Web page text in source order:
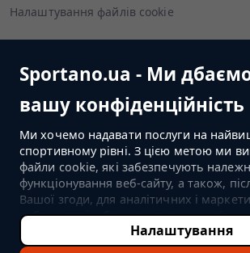
Sportano.ua - Ми
вашу конфіденційність
Ми хочемо надавати послуги на
спортивному рівні. З цією метою ми
файли cookie, які забезпечують
функціонування веб-сайту, а також,
Вашої згоди, для аналітичних і
тобто для відображення
реклами (залежно від Ваших
вимірювання їх ефективності. Якщо Ви
Налаштування
Налаштування файлів cookie
Слідуйте за нами
ПЕРЕЙТИ ДО МАГАЗИНУ